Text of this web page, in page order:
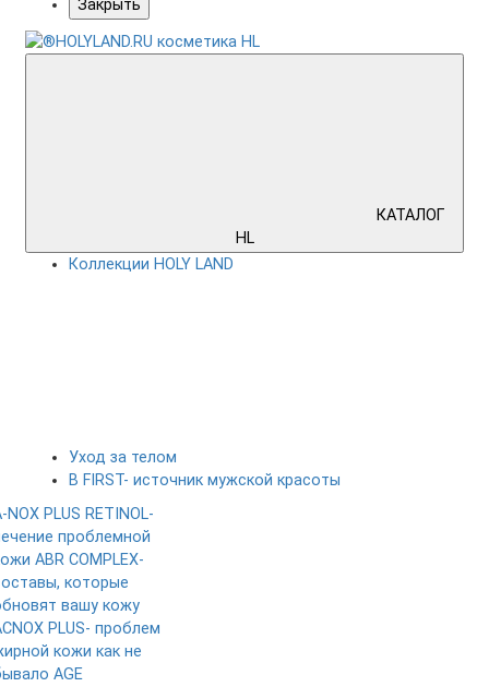
Закрыть
КАТАЛОГ
HL
Коллекции HOLY LAND
Уход за телом
B FIRST- источник мужской красоты
NOX PLUS RETINOL-
проблемной
ABR COMPLEX-
которые
вашу кожу
PLUS- проблем
кожи как не
AGE